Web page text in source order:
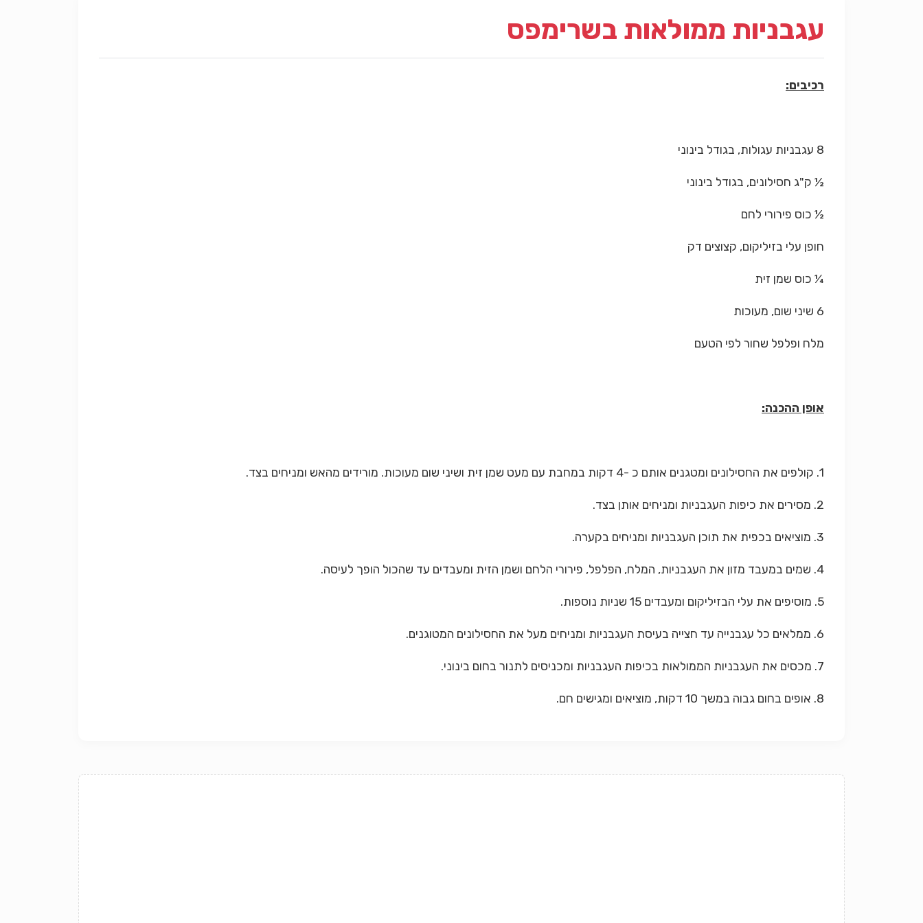
עגבניות ממולאות בשרימפס
רכיבים:
8 עגבניות עגולות, בגודל בינוני
½ ק"ג חסילונים, בגודל בינוני
½ כוס פירורי לחם
חופן עלי בזיליקום, קצוצים דק
¼ כוס שמן זית
6 שיני שום, מעוכות
מלח ופלפל שחור לפי הטעם
אופן ההכנה:
1. קולפים את החסילונים ומטגנים אותם כ -4 דקות במחבת עם מעט שמן זית ושיני שום מעוכות. מורידים מהאש ומניחים בצד.
2. מסירים את כיפות העגבניות ומניחים אותן בצד.
3. מוציאים בכפית את תוכן העגבניות ומניחים בקערה.
4. שמים במעבד מזון את העגבניות, המלח, הפלפל, פירורי הלחם ושמן הזית ומעבדים עד שהכול הופך לעיסה.
5. מוסיפים את עלי הבזיליקום ומעבדים 15 שניות נוספות.
6. ממלאים כל עגבנייה עד חצייה בעיסת העגבניות ומניחים מעל את החסילונים המטוגנים.
7. מכסים את העגבניות הממולאות בכיפות העגבניות ומכניסים לתנור בחום בינוני.
8. אופים בחום גבוה במשך 10 דקות, מוציאים ומגישים חם.